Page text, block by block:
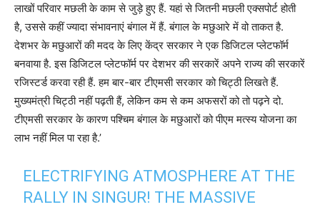
लाखों परिवार मछली के काम से जुड़े हुए हैं. यहां से जितनी मछली एक्सपोर्ट होती
है, उससे कहीं ज्यादा संभावनाएं बंगाल में हैं. बंगाल के मछुआरे में वो ताकत है.
देशभर के मछुआरों की मदद के लिए केंद्र सरकार ने एक डिजिटल प्लेटफॉर्म
बनवाया है. इस डिजिटल प्लेटफॉर्म पर देशभर की सरकारें अपने राज्य की सरकारें
रजिस्टर्ड करवा रही हैं. हम बार-बार टीएमसी सरकार को चिट्ठी लिखते हैं.
मुख्यमंत्री चिट्ठी नहीं पढ़ती हैं, लेकिन कम से कम अफसरों को तो पढ़ने दो.
टीएमसी सरकार के कारण पश्चिम बंगाल के मछुआरों को पीएम मत्स्य योजना का
लाभ नहीं मिल पा रहा है.’
ELECTRIFYING ATMOSPHERE AT THE
RALLY IN SINGUR! THE MASSIVE